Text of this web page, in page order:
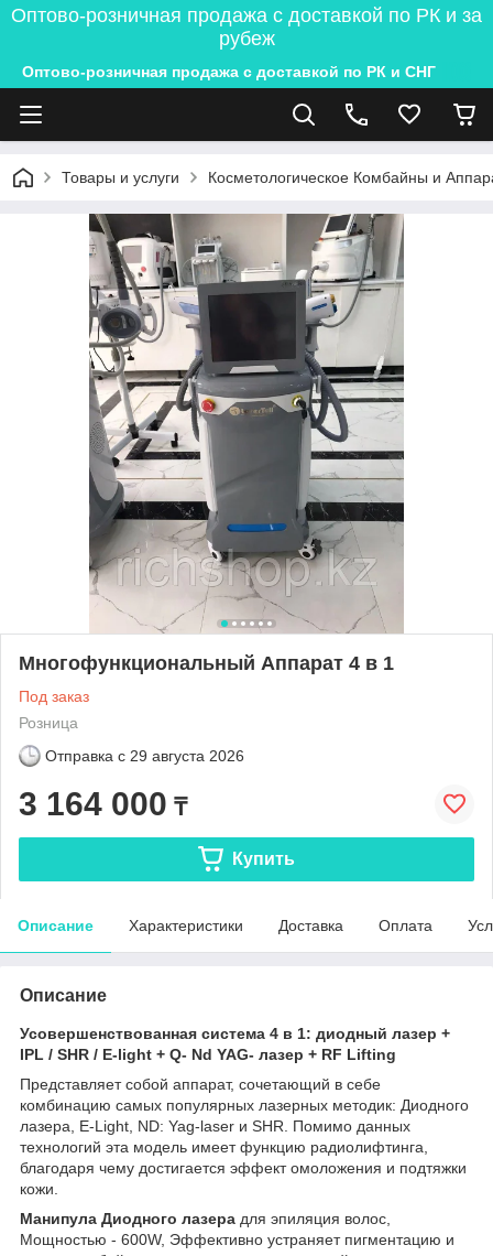
Оптово-розничная продажа с доставкой по РК и за
рубеж
Оптово-розничная продажа с доставкой по РК и СНГ
Товары и услуги Косметологическое Комбайны и
Многофункциональный Аппарат 4 в 1
Под заказ
Розница
Отправка с 29 августа 2026
3 164 000 ₸
Купить
Описание Характеристики Доставка Оплата
Описание
Усовершенствованная система 4 в 1: диодный лазер +
IPL / SHR / E-light + Q- Nd YAG- лазер + RF Lifting
Представляет собой аппарат, сочетающий в себе
комбинацию самых популярных лазерных методик: Диодного
лазера, E-Light, ND: Yag-laser и SHR. Помимо данных
технологий эта модель имеет функцию радиолифтинга,
благодаря чему достигается эффект омоложения и подтяжки
кожи.
Манипула Диодного лазера для эпиляция волос,
Мощностью - 600W, Эффективно устраняет пигментацию и